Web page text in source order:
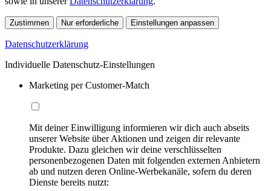
Zustimmen Nur erforderliche Einstellungen anpassen
Datenschutzerklärung
Individuelle Datenschutz-Einstellungen
Marketing per Customer-Match
Mit deiner Einwilligung informieren wir dich auch abseits
unserer Website über Aktionen und zeigen dir relevante
Produkte. Dazu gleichen wir deine verschlüsselten
personenbezogenen Daten mit folgenden externen Anbietern
ab und nutzen deren Online-Werbekanäle, sofern du deren
Dienste bereits nutzt: